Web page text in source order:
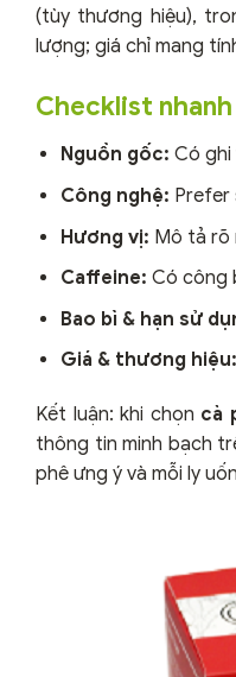
(tùy thương hiệu),
lượng; giá chỉ mang
Checklist
Nguồn gốc: Có
Công nghệ: Prefer
Hương vị: Mô tả rõ
Caffeine: Có công
Bao bì & hạn sử
Giá & thương hiệu:
Kết luận: khi chọn cà
thông tin minh bạch
phê ưng ý và mỗi ly